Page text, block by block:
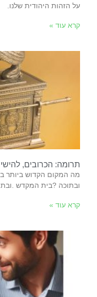
‬על‭ ‬הזהות‭ ‬היהודית‭ ‬שלנו‭.‬
קרא עוד »
תרומה: הכרובים,
‬ובתוכה‭? ‬בית‭ ‬המקדש‭. ‬ובתוכו‭? ‬קודש‭ ‬הקדשים‭.
קרא עוד »